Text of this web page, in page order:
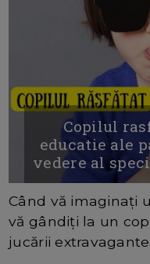
Copilul
educatie ale
vedere al
Când vă imaginați
vă gândiți la un
jucării